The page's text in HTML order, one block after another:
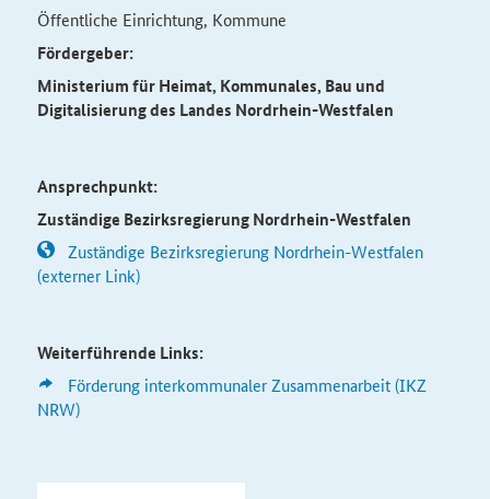
Öffentliche Einrichtung, Kommune
Fördergeber:
Ministerium für Heimat, Kommunales, Bau und
Digitalisierung des Landes Nordrhein-Westfalen
Ansprechpunkt:
Zuständige Bezirksregierung Nordrhein-Westfalen
Zuständige Bezirksregierung Nordrhein-Westfalen
(externer Link)
Weiterführende Links:
Förderung interkommunaler Zusammenarbeit (IKZ
NRW)